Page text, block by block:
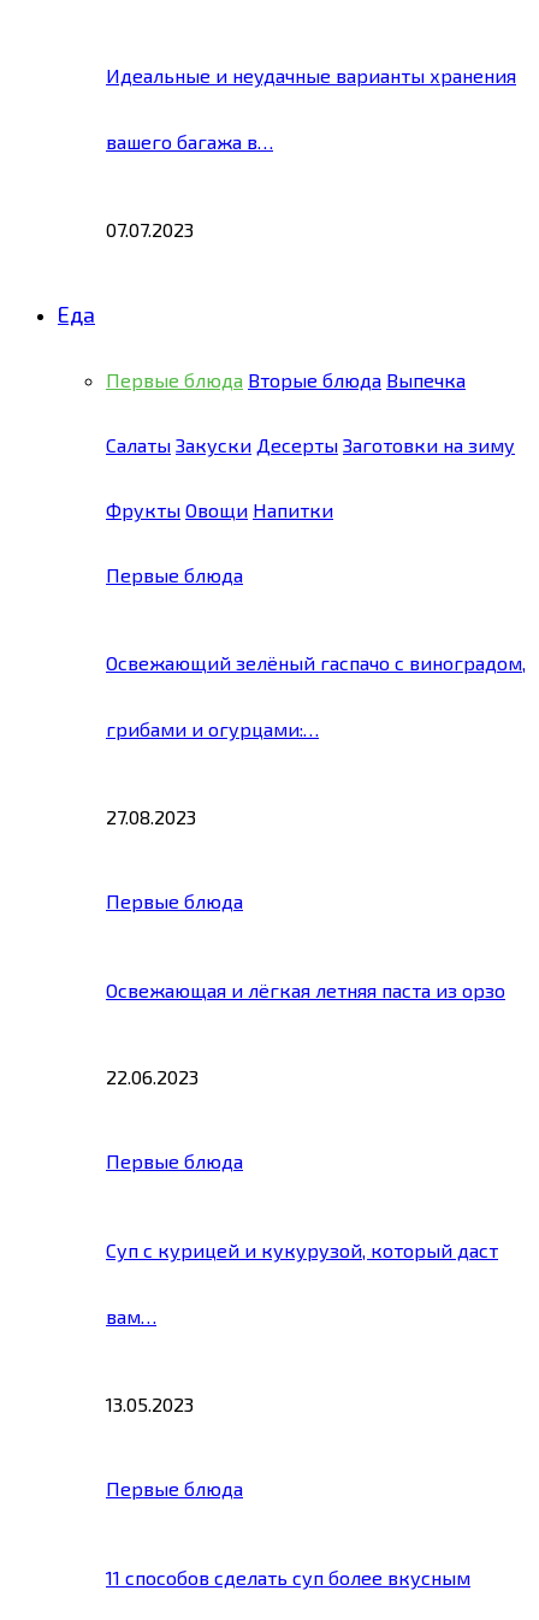
Идеальные и неудачные варианты хранения
вашего багажа в…
07.07.2023
Еда
Первые блюда Вторые блюда Выпечка
Салаты Закуски Десерты Заготовки на зиму
Фрукты Овощи Напитки
Первые блюда
Освежающий зелёный гаспачо с виноградом,
грибами и огурцами:…
27.08.2023
Первые блюда
Освежающая и лёгкая летняя паста из орзо
22.06.2023
Первые блюда
Суп с курицей и кукурузой, который даст
вам…
13.05.2023
Первые блюда
11 способов сделать суп более вкусным